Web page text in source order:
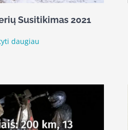
Susitikimas 2021
daugiau